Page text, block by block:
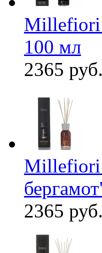
Millefiori
100 мл
2365 руб.
Millefiori
2365 руб.